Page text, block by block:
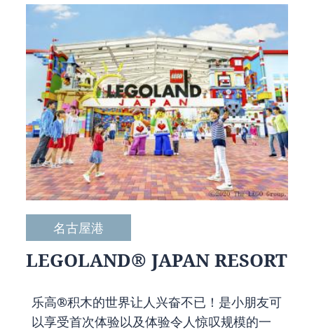
名古屋港
LEGOLAND® JAPAN RESORT
乐高®积木的世界让人兴奋不已！是小朋友可
以享受首次体验以及体验令人惊叹规模的一